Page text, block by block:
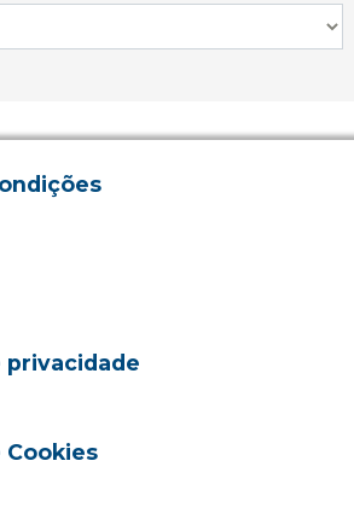
privacidade
Cookies